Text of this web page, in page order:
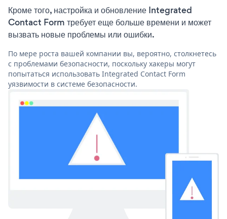
Кроме того, настройка и обновление Integrated
Contact Form требует еще больше времени и может
вызвать новые проблемы или ошибки.
По мере роста вашей компании вы, вероятно, столкнетесь
с проблемами безопасности, поскольку хакеры могут
попытаться использовать Integrated Contact Form
уязвимости в системе безопасности.